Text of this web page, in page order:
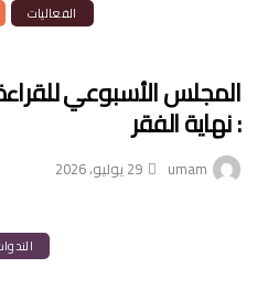
الفعاليات
المجلس الأسبوعي
: نهاية الفقر
umam 29 يوليو، 2026